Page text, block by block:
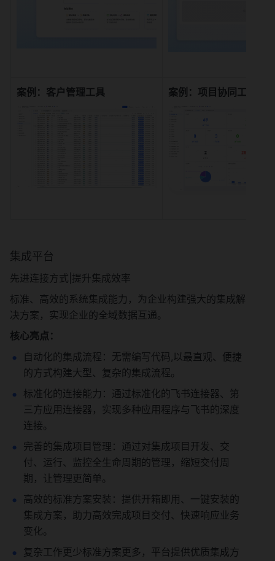
案例：客户管理工具 案例：项目协同工具
集成平台
先进连接方式|提升集成效率
标准、高效的系统集成能力，为企业构建强大的集成解
决方案，实现企业的全域数据互通。
核心亮点：
自动化的集成流程：无需编写代码,以最直观、便捷
的方式构建大型、复杂的集成流程。
标准化的连接能力：通过标准化的飞书连接器、第
三方应用连接器，实现多种应用程序与飞书的深度
连接。
完善的集成项目管理：通过对集成项目开发、交
付、运行、监控全生命周期的管理，缩短交付周
期，让管理更简单。
高效的标准方案安装：提供开箱即用、一键安装的
集成方案，助力高效完成项目交付、快速响应业务
变化。
复杂工作更少标准方案更多，平台提供优质集成方